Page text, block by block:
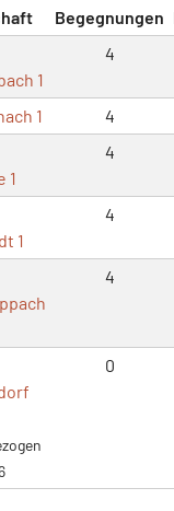
Begegnungen
1
4
1 4
1
4
1
4
4
0